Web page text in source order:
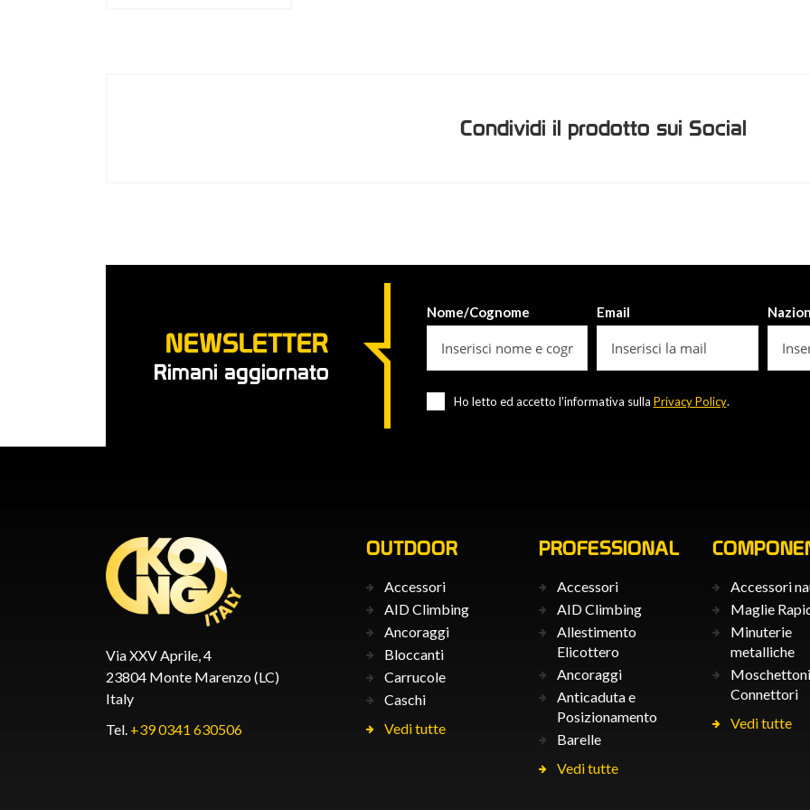
Condividi il prodotto sui Social
NEWSLETTER
Rimani aggiornato
Nome/Cognome Email
Ho letto ed accetto l'informativa sulla Privacy Policy.
Via XXV Aprile, 4
23804 Monte Marenzo (LC)
Italy
Tel. +39 0341 630506
OUTDOOR
Accessori
AID Climbing
Ancoraggi
Bloccanti
Carrucole
Caschi
Vedi tutte
PROFESSIONAL
Accessori
AID Climbing
Allestimento
Elicottero
Ancoraggi
Anticaduta e
Posizionamento
Barelle
Vedi tutte
Accessori
Maglie
Minuterie
metalliche
Connettori
Vedi tutte